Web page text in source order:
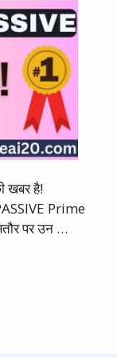
खबर है!
Prime
पर उन …